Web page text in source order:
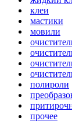
клеи
мастики
мовили
полироли
прочее